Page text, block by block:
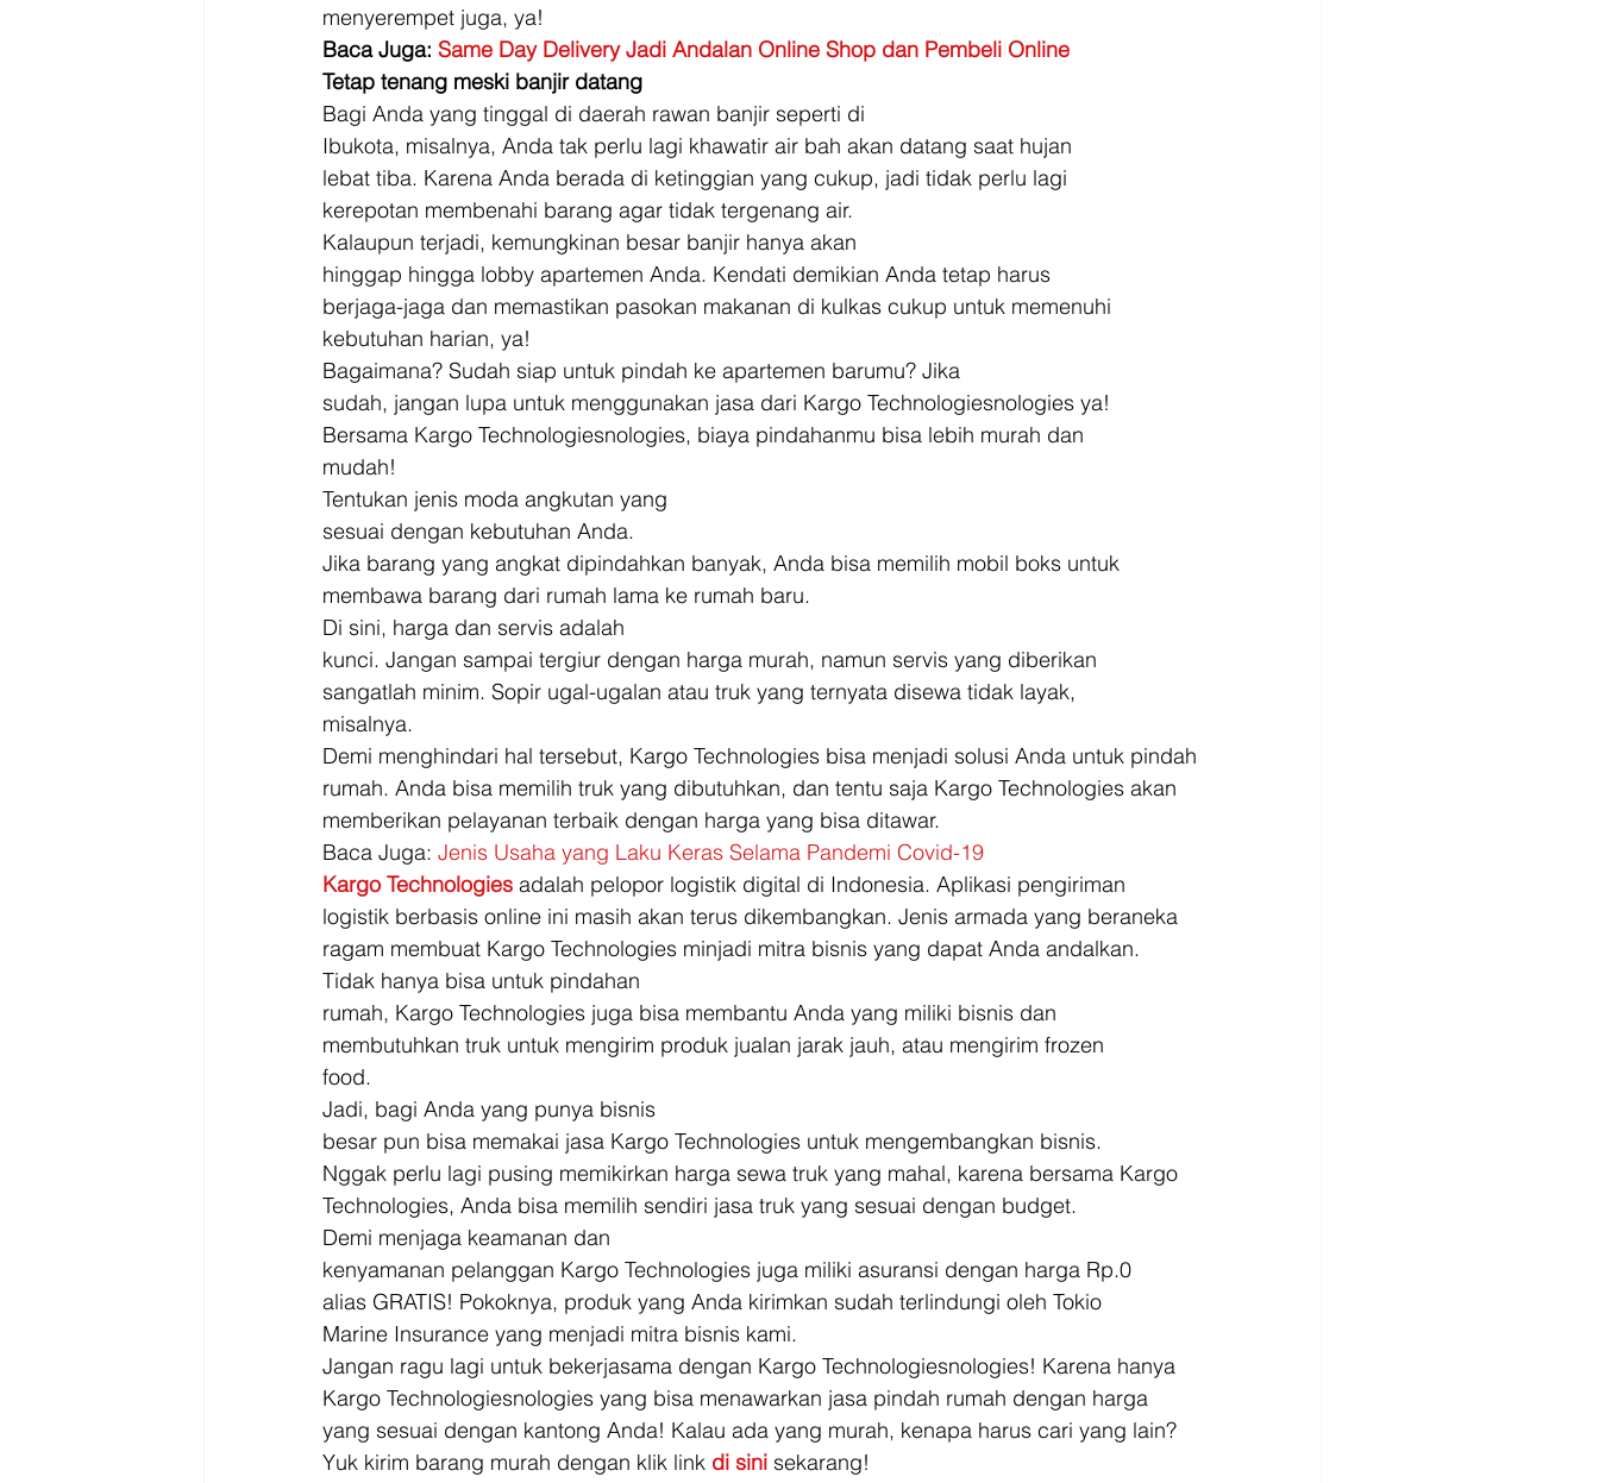
menyerempet juga, ya!
Baca Juga: Same Day Delivery Jadi Andalan Online Shop dan Pembeli Online
Tetap tenang meski banjir datang
Bagi Anda yang tinggal di daerah rawan banjir seperti di
Ibukota, misalnya, Anda tak perlu lagi khawatir air bah akan datang saat hujan
lebat tiba. Karena Anda berada di ketinggian yang cukup, jadi tidak perlu lagi
kerepotan membenahi barang agar tidak tergenang air.
Kalaupun terjadi, kemungkinan besar banjir hanya akan
hinggap hingga lobby apartemen Anda. Kendati demikian Anda tetap harus
berjaga-jaga dan memastikan pasokan makanan di kulkas cukup untuk memenuhi
kebutuhan harian, ya!
Bagaimana? Sudah siap untuk pindah ke apartemen barumu? Jika
sudah, jangan lupa untuk menggunakan jasa dari Kargo Technologiesnologies ya!
Bersama Kargo Technologiesnologies, biaya pindahanmu bisa lebih murah dan
mudah!
Tentukan jenis moda angkutan yang
sesuai dengan kebutuhan Anda.
Jika barang yang angkat dipindahkan banyak, Anda bisa memilih mobil boks untuk
membawa barang dari rumah lama ke rumah baru.
Di sini, harga dan servis adalah
kunci. Jangan sampai tergiur dengan harga murah, namun servis yang diberikan
sangatlah minim. Sopir ugal-ugalan atau truk yang ternyata disewa tidak layak,
misalnya.
Demi menghindari hal tersebut, Kargo Technologies bisa menjadi solusi Anda untuk pindah
rumah. Anda bisa memilih truk yang dibutuhkan, dan tentu saja Kargo Technologies akan
memberikan pelayanan terbaik dengan harga yang bisa ditawar.
Baca Juga: Jenis Usaha yang Laku Keras Selama Pandemi Covid-19
Kargo Technologies adalah pelopor logistik digital di Indonesia. Aplikasi pengiriman
logistik berbasis online ini masih akan terus dikembangkan. Jenis armada yang beraneka
ragam membuat Kargo Technologies minjadi mitra bisnis yang dapat Anda andalkan.
Tidak hanya bisa untuk pindahan
rumah, Kargo Technologies juga bisa membantu Anda yang miliki bisnis dan
membutuhkan truk untuk mengirim produk jualan jarak jauh, atau mengirim frozen
food.
Jadi, bagi Anda yang punya bisnis
besar pun bisa memakai jasa Kargo Technologies untuk mengembangkan bisnis.
Nggak perlu lagi pusing memikirkan harga sewa truk yang mahal, karena bersama Kargo
Technologies, Anda bisa memilih sendiri jasa truk yang sesuai dengan budget.
Demi menjaga keamanan dan
kenyamanan pelanggan Kargo Technologies juga miliki asuransi dengan harga Rp.0
alias GRATIS! Pokoknya, produk yang Anda kirimkan sudah terlindungi oleh Tokio
Marine Insurance yang menjadi mitra bisnis kami.
Jangan ragu lagi untuk bekerjasama dengan Kargo Technologiesnologies! Karena hanya
Kargo Technologiesnologies yang bisa menawarkan jasa pindah rumah dengan harga
yang sesuai dengan kantong Anda! Kalau ada yang murah, kenapa harus cari yang lain?
Yuk kirim barang murah dengan klik link di sini sekarang!